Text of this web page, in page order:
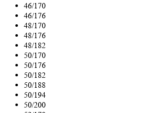
46/170
46/176
48/170
48/176
48/182
50/170
50/176
50/182
50/188
50/194
50/200